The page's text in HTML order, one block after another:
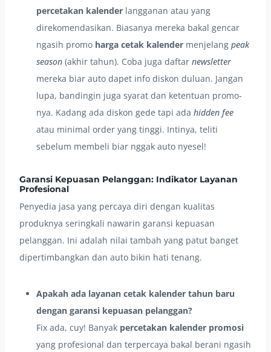
percetakan kalender langganan atau yang
direkomendasikan. Biasanya mereka bakal gencar
ngasih promo harga cetak kalender menjelang peak
season (akhir tahun). Coba juga daftar newsletter
mereka biar auto dapet info diskon duluan. Jangan
lupa, bandingin juga syarat dan ketentuan promo-
nya. Kadang ada diskon gede tapi ada hidden fee
atau minimal order yang tinggi. Intinya, teliti
sebelum membeli biar nggak auto nyesel!
Garansi Kepuasan Pelanggan: Indikator Layanan
Profesional
Penyedia jasa yang percaya diri dengan kualitas
produknya seringkali nawarin garansi kepuasan
pelanggan. Ini adalah nilai tambah yang patut banget
dipertimbangkan dan auto bikin hati tenang.
Apakah ada layanan cetak kalender tahun baru
dengan garansi kepuasan pelanggan?
Fix ada, cuy! Banyak percetakan kalender promosi
yang profesional dan terpercaya bakal berani ngasih